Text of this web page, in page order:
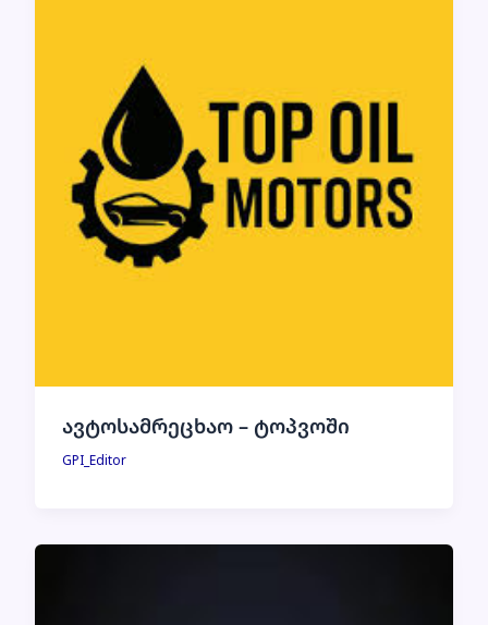
ავტოსამრეცხაო – ტოპვოში
GPI_Editor